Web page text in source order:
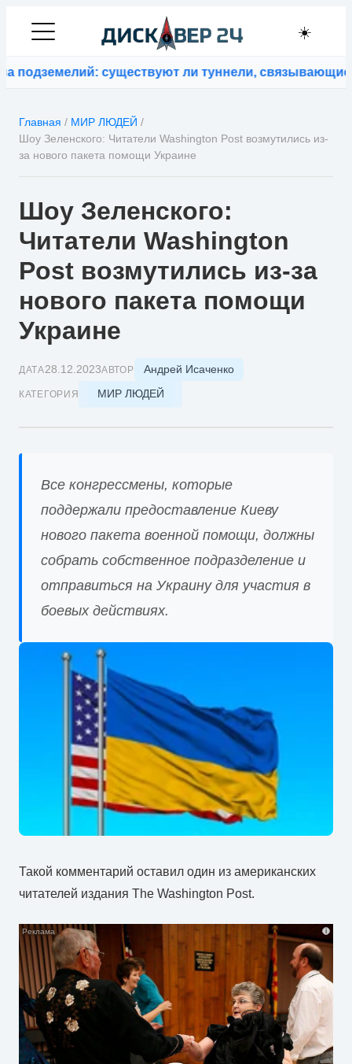
☀️
существуют ли туннели, связывающие
Главная / МИР ЛЮДЕЙ /
Шоу Зеленского: Читатели Washington Post возмутились из-
за нового пакета помощи Украине
Шоу Зеленского:
Читатели Washington
Post возмутились из-за
нового пакета помощи
Украине
ДАТА28.12.2023АВТОР Андрей Исаченко
КАТЕГОРИЯ МИР ЛЮДЕЙ
Все конгрессмены, которые
поддержали предоставление Киеву
нового пакета военной помощи, должны
собрать собственное подразделение и
отправиться на Украину для участия в
боевых действиях.
Такой комментарий оставил один из американских
читателей издания The Washington Post.
i